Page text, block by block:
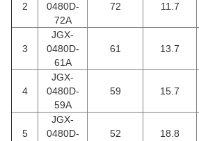
2
0480D-
72A
72 11.7
3
JGX-
0480D-
61A
61 13.7
4
JGX-
0480D-
59A
59 15.7
5
JGX-
0480D-
52 18.8